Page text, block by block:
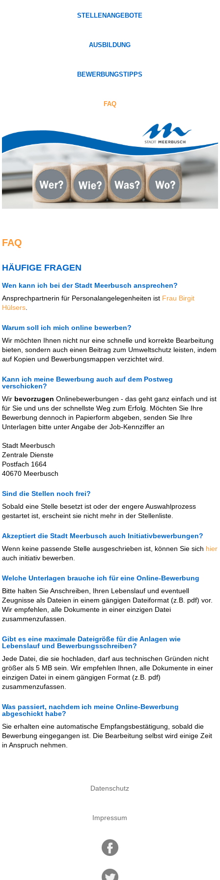
STELLENANGEBOTE
AUSBILDUNG
BEWERBUNGSTIPPS
FAQ
FAQ
HÄUFIGE FRAGEN
Wen kann ich bei der Stadt Meerbusch ansprechen?
Ansprechpartnerin für Personalangelegenheiten ist Frau Birgit
Hülsers
Warum soll ich mich online bewerben?
Wir möchten Ihnen nicht nur eine schnelle und korrekte Bearbeitung
bieten, sondern auch einen Beitrag zum Umweltschutz leisten, indem
auf Kopien und Bewerbungsmappen verzichtet wird.
Kann ich meine Bewerbung auch auf dem Postweg
verschicken?
Wir bevorzugenOnlinebewerbungen - das geht ganz einfach und ist
für Sie und uns der schnellste Weg zum Erfolg. Möchten Sie Ihre
Bewerbung dennoch in Papierform abgeben, senden Sie Ihre
Unterlagen bitte unter Angabe der Job-Kennziffer an
Stadt Meerbusch
Zentrale Dienste
Postfach 1664
40670 Meerbusch
Sind die Stellen noch frei?
Sobald eine Stelle besetzt ist oder der engere Auswahlprozess
gestartet ist, erscheint sie nicht mehr in der Stellenliste.
Akzeptiert die Stadt Meerbusch auch Initiativbewerbungen?
Wenn keine passende Stelle ausgeschrieben ist, können Sie sich hier
auch initiativ bewerben.
Welche Unterlagen brauche ich für eine Online-Bewerbung
Bitte halten Sie Anschreiben, Ihren Lebenslauf und eventuell
Zeugnisse als Dateien in einem gängigen Dateiformat (z.B. pdf) vor.
Wir empfehlen, alle Dokumente in einer einzigen Datei
zusammenzufassen.
Gibt es eine maximale Dateigröße für die Anlagen wie
Lebenslauf und Bewerbungsschreiben?
Jede Datei, die sie hochladen, darf aus technischen Gründen nicht
größer als 5 MB sein. Wir empfehlen Ihnen, alle Dokumente in einer
einzigen Datei in einem gängigen Format (z.B. pdf)
zusammenzufassen.
Was passiert, nachdem ich meine Online-Bewerbung
abgeschickt habe?
Sie erhalten eine automatische Empfangsbestätigung, sobald die
Bewerbung eingegangen ist. Die Bearbeitung selbst wird einige Zeit
in Anspruch nehmen.
Datenschutz
Impressum